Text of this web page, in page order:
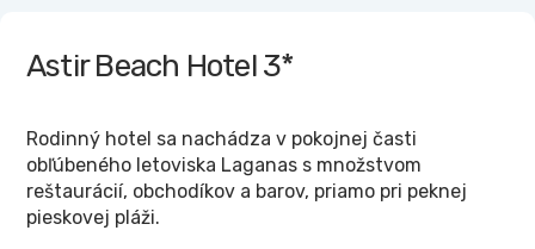
Astir Beach Hotel3*
Rodinný hotel sa nachádza v pokojnej časti
obľúbeného letoviska Laganas s množstvom
reštaurácií, obchodíkov a barov, priamo pri peknej
pieskovej pláži.